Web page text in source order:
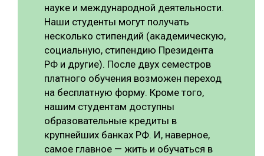
науке и международной деятельности.
Наши студенты могут получать
несколько стипендий (академическую,
социальную, стипендию Президента
РФ и другие). После двух семестров
платного обучения возможен переход
на бесплатную форму. Кроме того,
нашим студентам доступны
образовательные кредиты в
крупнейших банках РФ. И, наверное,
самое главное — жить и обучаться в